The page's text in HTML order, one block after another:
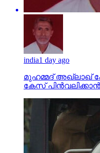
india1 day ago
മുഹമ്മദ് അഖ്‌ലാഖ്
കേസ് പിന്‍വലിക്കാന്‍